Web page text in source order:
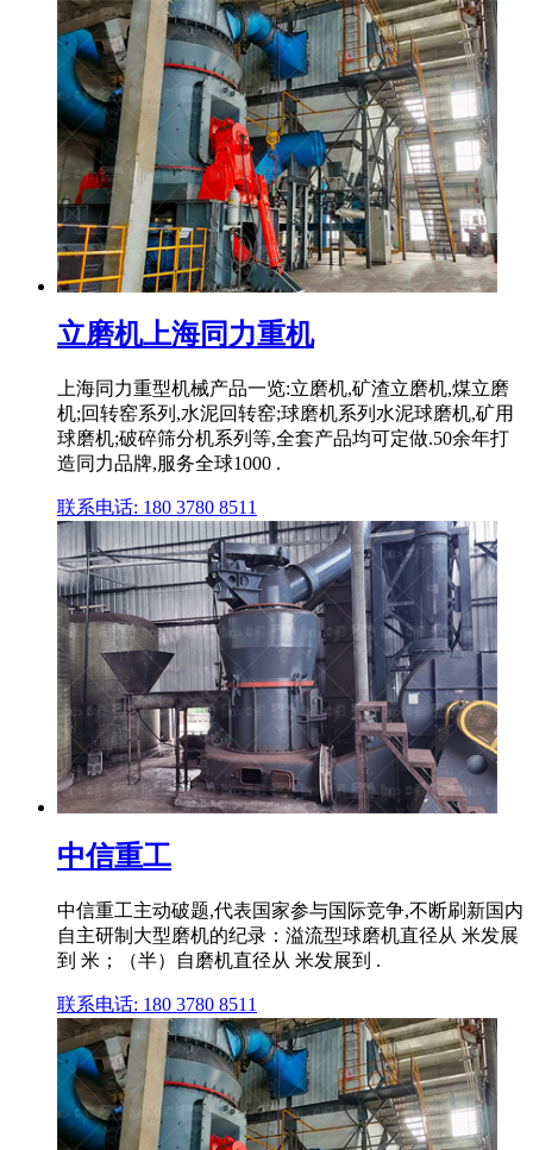
立磨机上海同力重机
上海同力重型机械产品一览:立磨机,矿渣立磨机,煤立磨
机;回转窑系列,水泥回转窑;球磨机系列水泥球磨机,矿用
球磨机;破碎筛分机系列等,全套产品均可定做.50余年打
造同力品牌,服务全球1000 .
联系电话: 180 3780 8511
中信重工
中信重工主动破题,代表国家参与国际竞争,不断刷新国内
自主研制大型磨机的纪录：溢流型球磨机直径从 米发展
到 米；（半）自磨机直径从 米发展到 .
联系电话: 180 3780 8511